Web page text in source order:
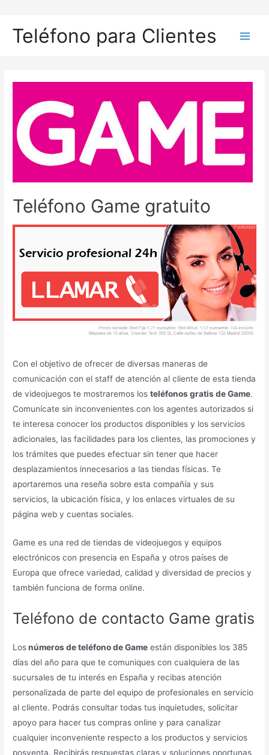
contenido
Teléfono para Clientes
Teléfono Game gratuito
Con el objetivo de ofrecer de diversas maneras de
comunicación con el staff de atención al cliente de esta tienda
de videojuegos te mostraremos losteléfonos gratis de Game.
Comunícate sin inconvenientes con los agentes autorizados si
te interesa conocer los productos disponibles y los servicios
adicionales, las facilidades para los clientes, las promociones y
los trámites que puedes efectuar sin tener que hacer
desplazamientos innecesarios a las tiendas físicas. Te
aportaremos una reseña sobre esta compañía y sus
servicios, la ubicación física, y los enlaces virtuales de su
página web y cuentas sociales.
Game es una red de tiendas de videojuegos y equipos
electrónicos con presencia en España y otros países de
Europa que ofrece variedad, calidad y diversidad de precios y
también funciona de forma online.
Teléfono de contacto Game gratis
Losnúmeros de teléfono de Game están disponibles los 385
días del año para que te comuniques con cualquiera de las
sucursales de tu interés en España y recibas atención
personalizada de parte del equipo de profesionales en servicio
al cliente. Podrás consultar todas tus inquietudes, solicitar
apoyo para hacer tus compras online y para canalizar
cualquier inconveniente respecto a los productos y servicios
posventa. Recibirás respuestas claras y soluciones oportunas